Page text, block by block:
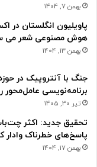
بهمن 7, 1404
هوش مصنوعی شعر می
بهمن 13, 1404
برنامه‌نویسی عامل‌محور
تیر 30, 1405
تحقیق جدید: اکثر
پاسخ‌های خطرناک وادار
بهمن 17, 1404